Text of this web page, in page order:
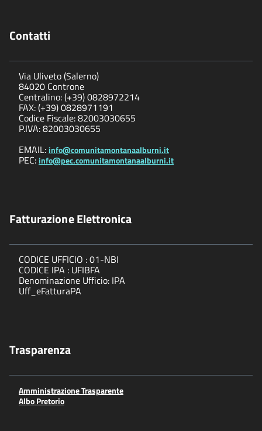
Contatti
Via Uliveto (Salerno)
84020 Controne
Centralino: (+39) 0828972214
FAX: (+39) 0828971191
Codice Fiscale: 82003030655
P.IVA: 82003030655
EMAIL: info@comunitamontanaalburni.it
PEC: info@pec.comunitamontanaalburni.it
Fatturazione Elettronica
CODICE UFFICIO : 01-NBI
CODICE IPA : UFIBFA
Denominazione Ufficio: IPA
Uff_eFatturaPA
Trasparenza
Amministrazione Trasparente
Albo Pretorio